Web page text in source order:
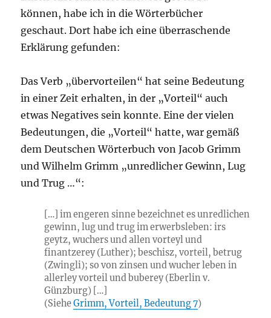
können, habe ich in die Wörterbücher
geschaut. Dort habe ich eine überraschende
Erklärung gefunden:
Das Verb „übervorteilen“ hat seine Bedeutung
in einer Zeit erhalten, in der „Vorteil“ auch
etwas Negatives sein konnte. Eine der vielen
Bedeutungen, die „Vorteil“ hatte, war gemäß
dem Deutschen Wörterbuch von Jacob Grimm
und Wilhelm Grimm „unredlicher Gewinn, Lug
und Trug …“:
[…] im engeren sinne bezeichnet es unredlichen
gewinn, lug und trug im erwerbsleben: irs
geytz, wuchers und allen vorteyl und
finantzerey (Luther); beschisz, vorteil, betrug
(Zwingli); so von zinsen und wucher leben in
allerley vorteil und buberey (Eberlin v.
Günzburg) […]
(SieheGrimm, Vorteil, Bedeutung 7)